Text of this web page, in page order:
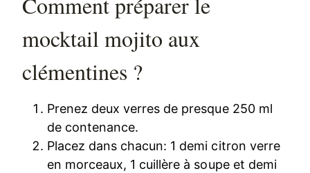
mocktail mojito aux
clémentines ?
Prenez deux verres de presque 250 ml
de contenance.
Placez dans chacun: 1 demi citron verre
en morceaux, 1 cuillère à soupe et demi